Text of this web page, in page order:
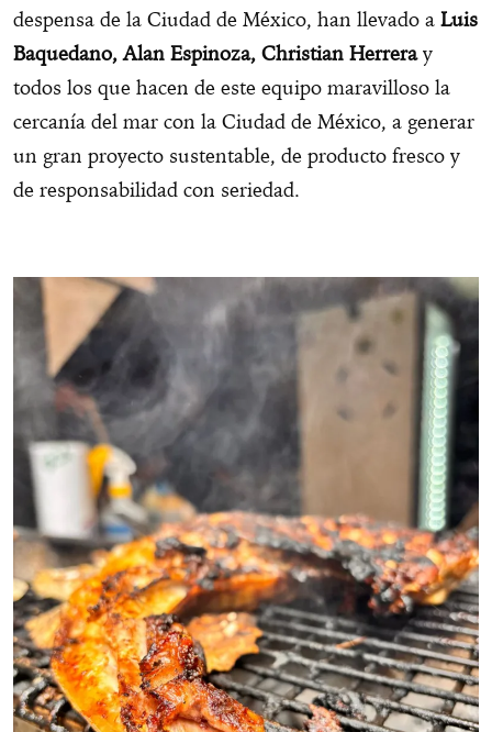
despensa de la Ciudad de México, han llevado a Luis
Baquedano, Alan Espinoza, Christian Herreray
todos los que hacen de este equipo maravilloso la
cercanía del mar con la Ciudad de México, a generar
un gran proyecto sustentable, de producto fresco y
de responsabilidad con seriedad.